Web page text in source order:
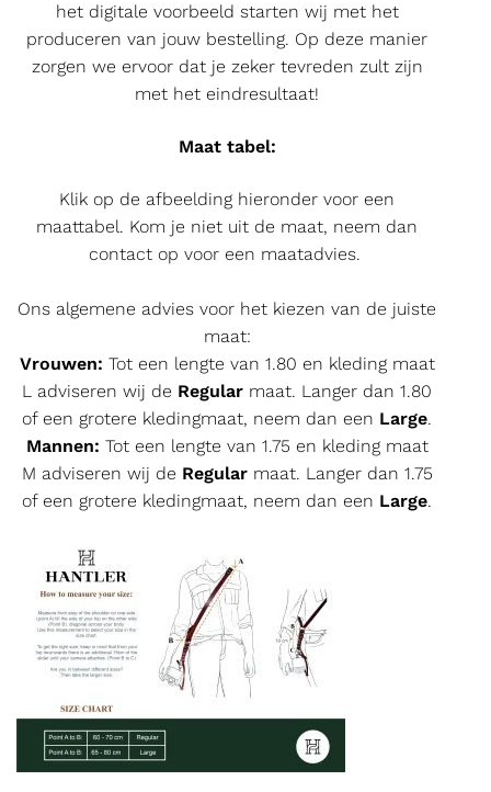
het digitale voorbeeld starten wij met het
produceren van jouw bestelling. Op deze manier
zorgen we ervoor dat je zeker tevreden zult zijn
met het eindresultaat!
Maat tabel:
Klik op de afbeelding hieronder voor een
maattabel. Kom je niet uit de maat, neem dan
contact op voor een maatadvies.
Ons algemene advies voor het kiezen van de juiste
maat:
Vrouwen: Tot een lengte van 1.80 en kleding maat
L adviseren wij de Regular maat. Langer dan 1.80
of een grotere kledingmaat, neem dan een Large.
Mannen: Tot een lengte van 1.75 en kleding maat
M adviseren wij de Regular maat. Langer dan 1.75
of een grotere kledingmaat, neem dan een Large.